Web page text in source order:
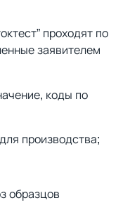
проходят по
заявителем
коды по
производства;
образцов